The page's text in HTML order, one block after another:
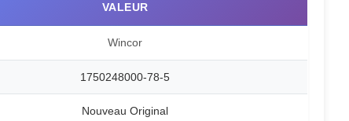
VALEUR
Wincor
1750248000-78-5
Nouveau Original